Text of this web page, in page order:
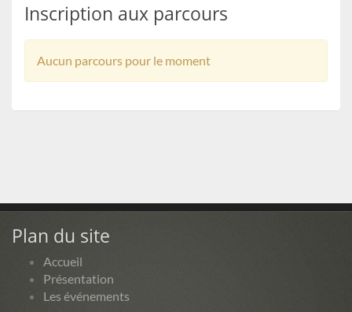
Inscription aux parcours
Aucun parcours pour le moment
Plan du site
Accueil
Présentation
Les événements